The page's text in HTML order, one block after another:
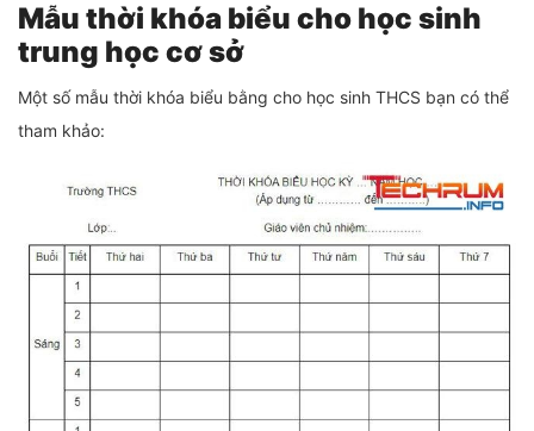
Mẫu thời khóa biểu cho học sinh
trung học cơ sở
Một số mẫu thời khóa biểu bằng cho học sinh THCS bạn có thể
tham khảo: